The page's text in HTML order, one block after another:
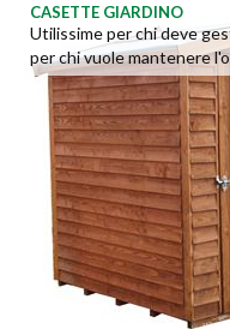
CASETTE GIARDINO
Utilissime per chi deve
per chi vuole mantenere